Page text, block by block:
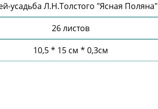
усадьба Л.Н.Толстого "Ясная Поляна"
26 листов
10,5 * 15 см * 0,3см